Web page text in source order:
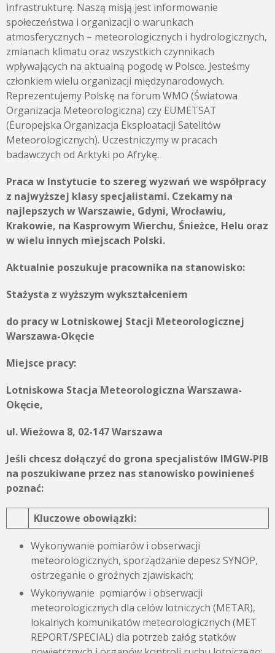
infrastrukturę. Naszą misją jest informowanie
społeczeństwa i organizacji o warunkach
atmosferycznych – meteorologicznych i hydrologicznych,
zmianach klimatu oraz wszystkich czynnikach
wpływających na aktualną pogodę w Polsce. Jesteśmy
członkiem wielu organizacji międzynarodowych.
Reprezentujemy Polskę na forum WMO (Światowa
Organizacja Meteorologiczna) czy EUMETSAT
(Europejska Organizacja Eksploatacji Satelitów
Meteorologicznych). Uczestniczymy w pracach
badawczych od Arktyki po Afrykę.
Praca w Instytucie to szereg wyzwań we współpracy
z najwyższej klasy specjalistami. Czekamy na
najlepszych w Warszawie, Gdyni, Wrocławiu,
Krakowie, na Kasprowym Wierchu, Śnieżce, Helu oraz
w wielu innych miejscach Polski.
Aktualnie poszukuje pracownika na stanowisko:
Stażysta z wyższym wykształceniem
do pracy w Lotniskowej Stacji Meteorologicznej
Warszawa-Okęcie
Miejsce pracy:
Lotniskowa Stacja Meteorologiczna Warszawa-
Okęcie,
ul. Wieżowa 8, 02-147 Warszawa
Jeśli chcesz dołączyć do grona specjalistów IMGW-PIB
na poszukiwane przez nas stanowisko powinieneś
poznać:
Kluczowe obowiązki:
Wykonywanie pomiarów i obserwacji
meteorologicznych, sporządzanie depesz SYNOP,
ostrzeganie o groźnych zjawiskach;
Wykonywanie pomiarów i obserwacji
meteorologicznych dla celów lotniczych (METAR),
lokalnych komunikatów meteorologicznych (MET
REPORT/SPECIAL) dla potrzeb załóg statków